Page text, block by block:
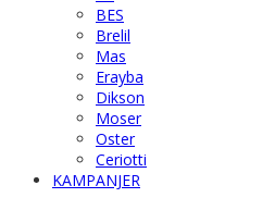
BES
Brelil
Mas
Erayba
Dikson
Moser
Oster
Ceriotti
KAMPANJER